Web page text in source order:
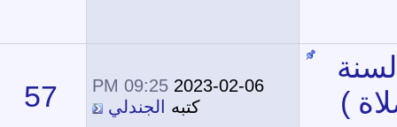
2023-02-06
09:25 PM
57
185,478